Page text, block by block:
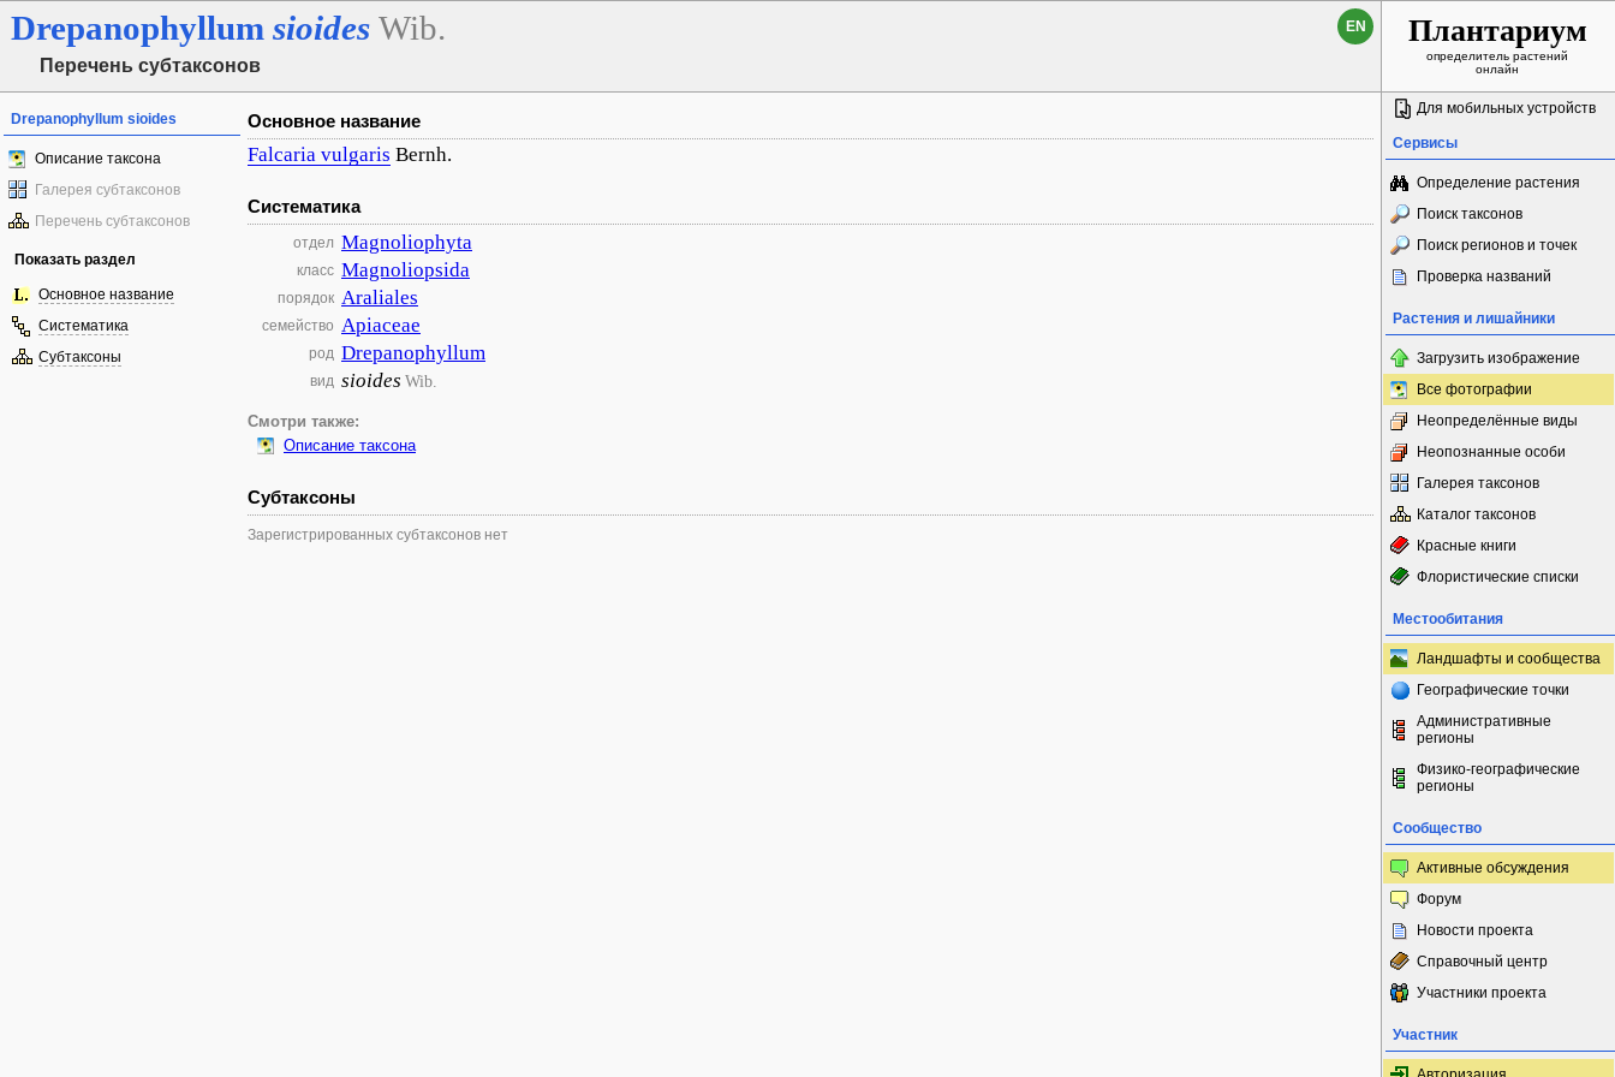
Drepanophyllum sioides Wib.
Перечень субтаксонов
EN Плантариум
определитель растений
онлайн
Drepanophyllum sioides
Описание таксона
Галерея субтаксонов
Перечень субтаксонов
Показать раздел
Основное название
Систематика
Субтаксоны
Основное название
Falcaria vulgaris Bernh.
Систематика
отдел Magnoliophyta
класс Magnoliopsida
порядок Araliales
семейство Apiaceae
род Drepanophyllum
вид sioides Wib.
Смотри также:
Описание таксона
Субтаксоны
Зарегистрированных субтаксонов нет
Для мобильных устройств
Сервисы
Определение растения
Поиск таксонов
Поиск регионов и точек
Проверка названий
Растения и лишайники
Загрузить изображение
Все фотографии
Неопределённые виды
Неопознанные особи
Галерея таксонов
Каталог таксонов
Красные книги
Флористические списки
Местообитания
Ландшафты и сообщества
Географические точки
Административные
регионы
Физико-географические
регионы
Сообщество
Активные обсуждения
Форум
Новости проекта
Справочный центр
Участники проекта
Участник